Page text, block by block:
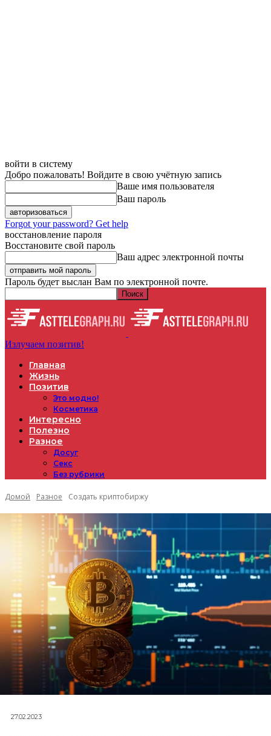
войти в систему
Добро пожаловать! Войдите в свою учётную запись
Ваше имя пользователя
Ваш пароль
Forgot your password? Get help
восстановление пароля
Восстановите свой пароль
Ваш адрес электронной почты
Пароль будет выслан Вам по электронной почте.
Излучаем позитив!
Главная
Жизнь
Позитив
Это модно!
Косметика
Интересно
Полезно
Разное
Досуг
Секс
Без рубрики
Домой Разное Cоздать криптобиржу
27.02.2023